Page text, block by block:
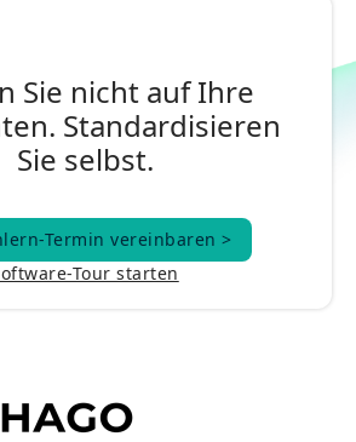
Sie nicht auf Ihre
Standardisieren
Sie selbst.
Termin vereinbaren >
Termin vereinbaren >
Tour starten